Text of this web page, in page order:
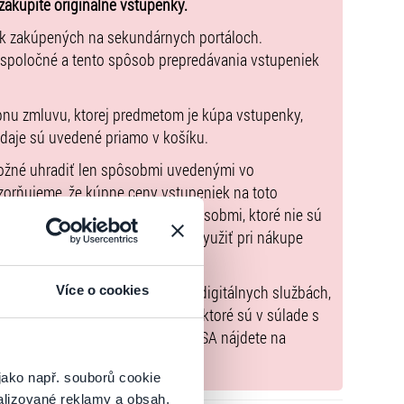
Více o cookies
např. souborů cookie
reklamy a obsah,
chodník, ktorý im pomôže pochopiť život
sa dostaviť na výstavu. Vo vnútri sa už môžete
otváracou dobou.
umenie a moderné technológie.
prednostný vstup na výstavu, nemusíte čakať
vybrať deň, kedy výstavu navštívite.
originálne vstupenky.
na sekundárnych portáloch.
a tento spôsob prepredávania vstupeniek
zmluvu, ktorej predmetom je kúpa vstupenky,
sú uvedené priamo v košíku.
uhradiť len spôsobmi uvedenými vo
že kúpne ceny vstupeniek na toto
Poukazov GoOut, ani inými spôsobmi, ktoré nie sú
. Poukazy GoOut môžete využiť pri nákupe
je uvedené inak.
EÚ 2022/2065 (Akt o digitálnych službách,
, iba výrobky alebo služby, ktoré sú v súlade s
informácie a kontakty podľa DSA nájdete na